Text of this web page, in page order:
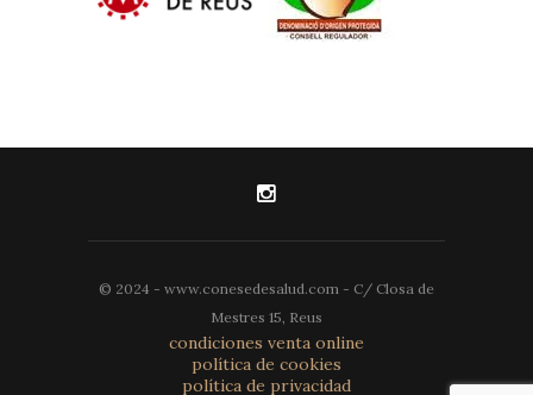
© 2024 - www.conesedesalud.com - C/ Closa de
Mestres 15, Reus
condiciones venta online
política de cookies
política de privacidad